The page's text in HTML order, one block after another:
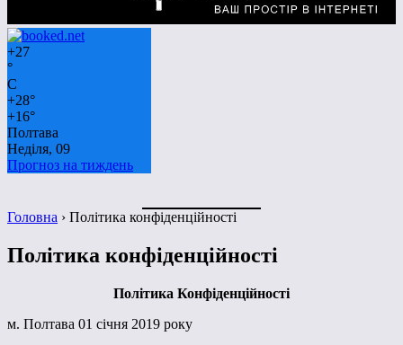
+27
°
C
+28°
+16°
Полтава
Неділя, 09
Прогноз на тиждень
Головна › Політика конфіденційності
Політика конфіденційності
Політика Конфіденційності
м. Полтава 01 січня 2019 року